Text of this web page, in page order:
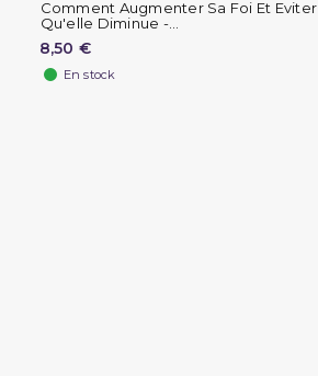
Comment Augmenter Sa Foi Et Eviter
Qu'elle Diminue -...
8,50 €
En stock